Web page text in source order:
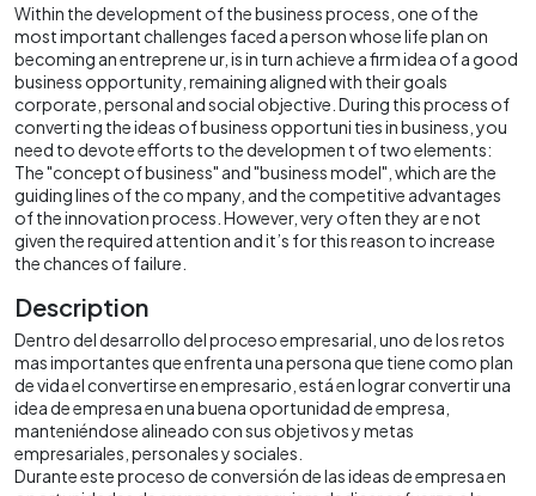
Within the development of the business process, one of the
most important challenges faced a person whose life plan on
becoming an entreprene ur, is in turn achieve a firm idea of a good
business opportunity, remaining aligned with their goals
corporate, personal and social objective. During this process of
converti ng the ideas of business opportuni ties in business, you
need to devote efforts to the developmen t of two elements:
The "concept of business" and "business model", which are the
guiding lines of the co mpany, and the competitive advantages
of the innovation process. However, very often they ar e not
given the required attention and it’s for this reason to increase
the chances of failure.
Description
Dentro del desarrollo del proceso empresarial, uno de los retos
mas importantes que enfrenta una persona que tiene como plan
de vida el convertirse en empresario, está en lograr convertir una
idea de empresa en una buena oportunidad de empresa,
manteniéndose alineado con sus objetivos y metas
empresariales, personales y sociales.
Durante este proceso de conversión de las ideas de empresa en